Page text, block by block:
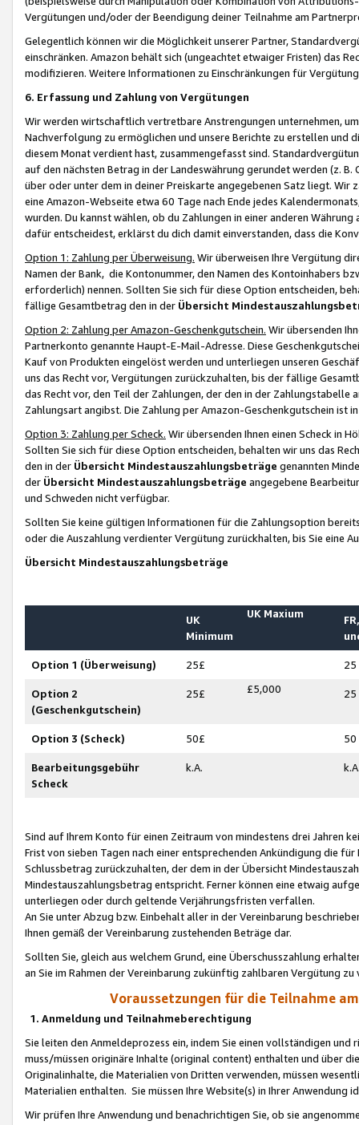
Vergütungen und/oder der Beendigung deiner Teilnahme am
Gelegentlich können wir die Möglichkeit unserer Partner,
einschränken. Amazon behält sich (ungeachtet etwaiger Fristen) das
modifizieren. Weitere Informationen zu Einschränkungen für
6. Erfassung und Zahlung von Vergütungen
Wir werden wirtschaftlich vertretbare Anstrengungen unternehmen,
Nachverfolgung zu ermöglichen und unsere Berichte zu erstellen und
diesem Monat verdient hast, zusammengefasst sind.
auf den nächsten Betrag in der Landeswährung gerundet werden (z.
über oder unter dem in deiner Preiskarte angegebenen Satz liegt.
eine Amazon-Webseite etwa 60 Tage nach Ende jedes
wurden. Du kannst wählen, ob du Zahlungen in einer anderen
dafür entscheidest, erklärst du dich damit einverstanden, dass die
Option 1: Zahlung per Überweisung. Wir überweisen Ihre Vergütung
Namen der Bank, die Kontonummer, den Namen des Kontoinhabers
erforderlich) nennen. Sollten Sie sich für diese Option entscheiden,
fällige Gesamtbetrag den in der Übersicht
Option 2: Zahlung per Amazon-Geschenkgutschein. Wir übersenden
Partnerkonto genannte Haupt-E-Mail-Adresse. Diese
Kauf von Produkten eingelöst werden und unterliegen unseren
uns das Recht vor, Vergütungen zurückzuhalten, bis der fällige
das Recht vor, den Teil der Zahlungen, der den in der
Zahlungsart angibst. Die Zahlung per Amazon-Geschenkgutschein ist
Option 3: Zahlung per Scheck. Wir übersenden Ihnen einen Scheck in
Sollten Sie sich für diese Option entscheiden, behalten wir uns das
den in der Übersicht Mindestauszahlungsbeträge genannten
der Übersicht Mindestauszahlungsbeträge angegebene
und Schweden nicht verfügbar.
Sollten Sie keine gültigen Informationen für die Zahlungsoption
oder die Auszahlung verdienter Vergütung zurückhalten, bis Sie
Übersicht Mindestauszahlungsbeträge
UK
Minimum
UK Maxium
Option 1 (Überweisung) 25£ 25
Option 2
(Geschenkgutschein)
25£ £5,000 25
Option 3 (Scheck) 50£ 50
Bearbeitungsgebühr
Scheck
k.A.
Sind auf Ihrem Konto für einen Zeitraum von mindestens drei Jahren
Frist von sieben Tagen nach einer entsprechenden Ankündigung die
Schlussbetrag zurückzuhalten, der dem in der Übersicht
Mindestauszahlungsbetrag entspricht. Ferner können eine etwaig
unterliegen oder durch geltende Verjährungsfristen verfallen.
An Sie unter Abzug bzw. Einbehalt aller in der Vereinbarung
Ihnen gemäß der Vereinbarung zustehenden Beträge dar.
Sollten Sie, gleich aus welchem Grund, eine Überschusszahlung
an Sie im Rahmen der Vereinbarung zukünftig zahlbaren Vergütung zu
Voraussetzungen für die Teilnahme
1. Anmeldung und Teilnahmeberechtigung
Sie leiten den Anmeldeprozess ein, indem Sie einen vollständigen
muss/müssen originäre Inhalte (original content) enthalten und über
Originalinhalte, die Materialien von Dritten verwenden, müssen
Materialien enthalten. Sie müssen Ihre Website(s) in Ihrer Anwendung
Wir prüfen Ihre Anwendung und benachrichtigen Sie, ob sie